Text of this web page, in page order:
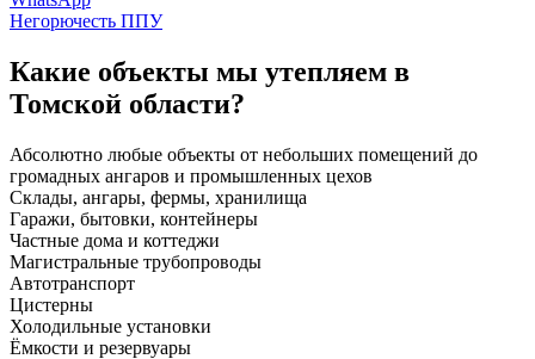
Негорючесть ППУ
Какие объекты мы утепляем в
Томской области?
Абсолютно любые объекты от небольших помещений до
громадных ангаров и промышленных цехов
Склады, ангары, фермы, хранилища
Гаражи, бытовки, контейнеры
Частные дома и коттеджи
Магистральные трубопроводы
Автотранспорт
Цистерны
Холодильные установки
Ёмкости и резервуары